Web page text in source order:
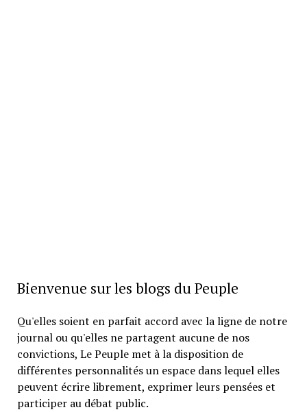
Bienvenue sur les blogs du Peuple
Qu'elles soient en parfait accord avec la ligne de notre
journal ou qu'elles ne partagent aucune de nos
convictions, Le Peuple met à la disposition de
différentes personnalités un espace dans lequel elles
peuvent écrire librement, exprimer leurs pensées et
participer au débat public.